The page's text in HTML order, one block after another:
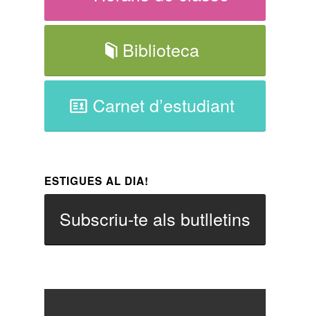
Biblioteca
Carnet d’estudiant
ESTIGUES AL DIA!
Subscriu-te als butlletins